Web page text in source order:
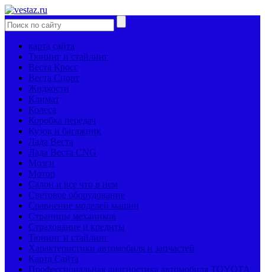
карта сайта
Тюнинг и стайлинг
Веста Кросс
Веста Спорт
Жидкости
Климат
Колеса
Коробка передач
Кузов и багажник
Лада Веста
Лада Веста CNG
Мозги
Мотор
Салон и все что в нем
Световое оборудование
Сравнение моделей машин
Страницы механиков
Страхование и кредиты
Тюнинг и стайлинг
Характеристики автомобиля и запчастей
Карта Сайта
Профессиональная диагностика автомобиля TOYOTA